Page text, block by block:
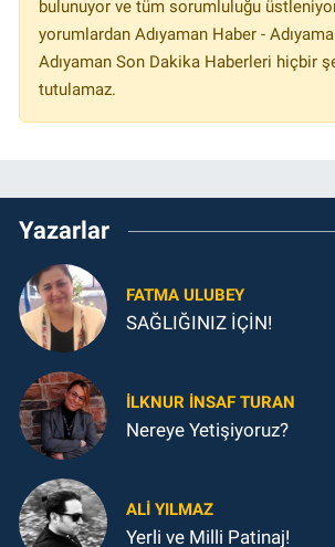
bulunuyor ve tüm sorumluluğu
yorumlardan Adıyaman Haber -
Adıyaman Son Dakika Haberleri hiçbir
tutulamaz.
Yazarlar
FATMA ULUBEY
SAĞLIĞINIZ İÇİN!
İLKNUR İNSAF TURAN
Nereye Yetişiyoruz?
ALI YILMAZ
Yerli ve Milli Patinaj!